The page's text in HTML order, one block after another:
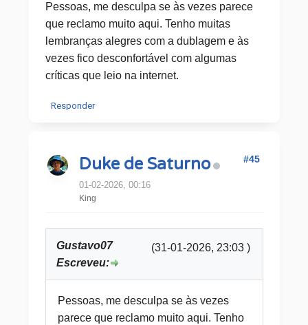
Pessoas, me desculpa se às vezes parece
que reclamo muito aqui. Tenho muitas
lembranças alegres com a dublagem e às
vezes fico desconfortável com algumas
críticas que leio na internet.
Responder
Duke de Saturno
01-02-2026, 00:16
King
#45
(31-01-2026, 23:03 )
Gustavo07
Escreveu:
Pessoas, me desculpa se às vezes
parece que reclamo muito aqui. Tenho